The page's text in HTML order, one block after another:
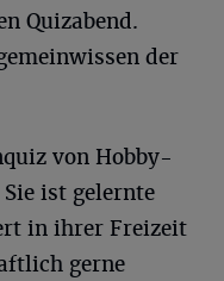
Quizabend.
der
von Hobby-
ist gelernte
in ihrer Freizeit
gerne